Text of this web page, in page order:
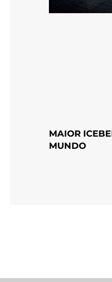
MAIOR
MUNDO